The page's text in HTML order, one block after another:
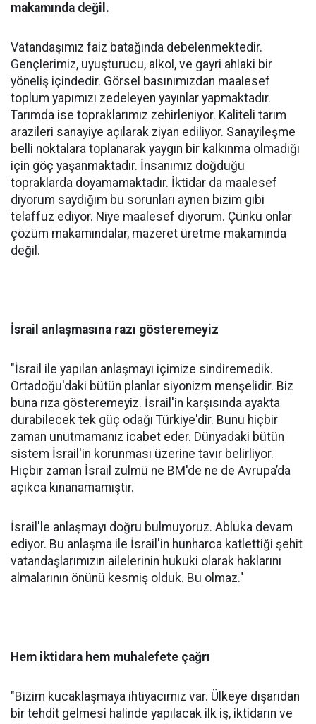
makamında değil.
Vatandaşımız faiz batağında debelenmektedir.
Gençlerimiz, uyuşturucu, alkol, ve gayri ahlaki bir
yöneliş içindedir. Görsel basınımızdan maalesef
toplum yapımızı zedeleyen yayınlar yapmaktadır.
Tarımda ise topraklarımız zehirleniyor. Kaliteli tarım
arazileri sanayiye açılarak ziyan ediliyor. Sanayileşme
belli noktalara toplanarak yaygın bir kalkınma olmadığı
için göç yaşanmaktadır. İnsanımız doğduğu
topraklarda doyamamaktadır. İktidar da maalesef
diyorum saydığım bu sorunları aynen bizim gibi
telaffuz ediyor. Niye maalesef diyorum. Çünkü onlar
çözüm makamındalar, mazeret üretme makamında
değil.
İsrail anlaşmasına razı gösteremeyiz
"İsrail ile yapılan anlaşmayı içimize sindiremedik.
Ortadoğu'daki bütün planlar siyonizm menşelidir. Biz
buna rıza gösteremeyiz. İsrail'in karşısında ayakta
durabilecek tek güç odağı Türkiye'dir. Bunu hiçbir
zaman unutmamanız icabet eder. Dünyadaki bütün
sistem İsrail'in korunması üzerine tavır belirliyor.
Hiçbir zaman İsrail zulmü ne BM'de ne de Avrupa’da
açıkca kınanamamıştır.
İsrail'le anlaşmayı doğru bulmuyoruz. Abluka devam
ediyor. Bu anlaşma ile İsrail'in hunharca katlettiği şehit
vatandaşlarımızın ailelerinin hukuki olarak haklarını
almalarının önünü kesmiş olduk. Bu olmaz."
Hem iktidara hem muhalefete çağrı
"Bizim kucaklaşmaya ihtiyacımız var. Ülkeye dışarıdan
bir tehdit gelmesi halinde yapılacak ilk iş, iktidarın ve